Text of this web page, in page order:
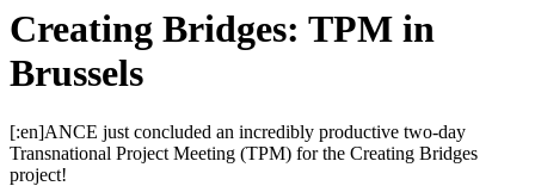
Creating Bridges: TPM in
Brussels
[:en]ANCE just concluded an incredibly productive two-day
Transnational Project Meeting (TPM) for the Creating Bridges
project!